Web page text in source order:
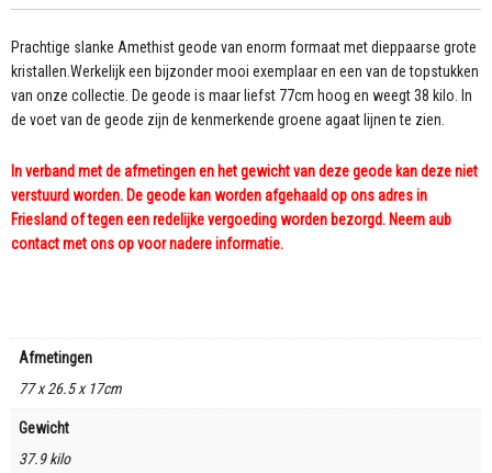
Prachtige slanke Amethist geode van enorm formaat met dieppaarse grote
kristallen.Werkelijk een bijzonder mooi exemplaar en een van de topstukken
van onze collectie. De geode is maar liefst 77cm hoog en weegt 38 kilo. In
de voet van de geode zijn de kenmerkende groene agaat lijnen te zien.
In verband met de afmetingen en het gewicht van deze geode kan deze niet
verstuurd worden. De geode kan worden afgehaald op ons adres in
Friesland of tegen een redelijke vergoeding worden bezorgd. Neem aub
contact met ons op voor nadere informatie.
Afmetingen
77 x 26.5 x 17cm
Gewicht
37.9 kilo